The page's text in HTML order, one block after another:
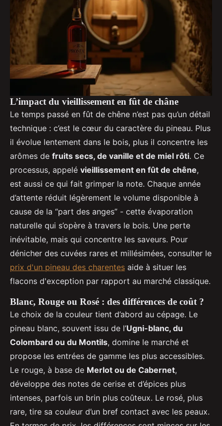
L’impact du vieillissement en fût de châne
Le temps passé en fût de chêne n’est pas qu’un détail
technique : c’est le cœur du caractère du pineau. Plus
il évolue lentement dans le bois, plus il concentre les
arômes de fruits secs, de vanille et de miel rôti. Ce
processus, appelé vieillissement en fût de chêne,
est aussi ce qui fait grimper la note. Chaque année
d’attente réduit légèrement le volume disponible à
cause de la “part des anges” - cette évaporation
naturelle qui s’opère à travers le bois. Une perte
inévitable, mais qui concentre les saveurs. Pour
dénicher des cuvées rares et millésimées, consulter le
prix d'un pineau des charentes aide à situer les
flacons d'exception par rapport au marché classique.
Blanc, Rouge ou Rosé : des différences de coût ?
Le choix de la couleur tient d’abord au cépage. Le
pineau blanc, souvent issu de l’Ugni-blanc, du
Colombard ou du Montils, domine le marché et
propose les entrées de gamme les plus accessibles.
Le rouge, à base de Merlot ou de Cabernet,
développe des notes de cerise et d’épices plus
intenses, parfois un brin plus coûteux. Le rosé, plus
rare, tire sa couleur d’un bref contact avec les peaux.